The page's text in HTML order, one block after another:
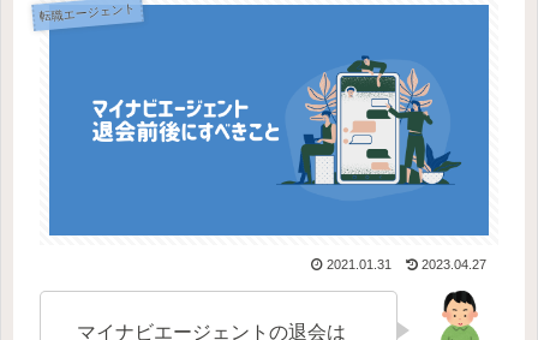
転職エージェント
2021.01.31 2023.04.27
マイナビエージェントの退会は